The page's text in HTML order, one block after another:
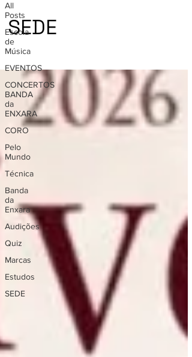
All
Posts
Escola
de
Música
EVENTOS
CONCERTOS
BANDA
da
ENXARA
CORO
Pelo
Mundo
Técnica
Banda
da
Enxara
Audições
Quiz
Marcas
Estudos
SEDE
SEDE